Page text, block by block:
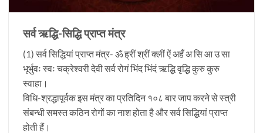
सर्व ऋद्धि-सिद्धि प्राप्त मंत्र
(1) सर्व सिद्धियां प्राप्त मंत्र- ॐ ह्रीं श्रीं क्लीं ऐं अहँ अ सि आ उ सा
भूर्भुवः स्वः चक्रेश्वरी देवी सर्व रोगं भिंद भिंदं ऋद्धि वृद्धि कुरु कुरु
स्वाहा।
विधि-श्रद्धापूर्वक इस मंत्र का प्रतिदिन १०८ बार जाप करने से स्त्री
संबन्धी समस्त कठिन रोगों का नाश होता है और सर्व सिद्धियां प्राप्त
होती हैं।